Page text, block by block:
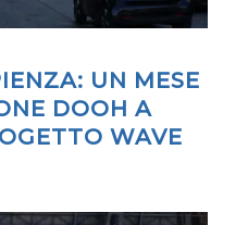
UN MESE
DOOH A
WAVE